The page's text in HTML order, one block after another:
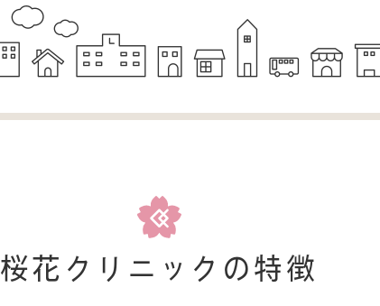
桜花クリニックの特徴